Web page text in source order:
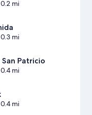
mi
mi
Patricio
mi
mi